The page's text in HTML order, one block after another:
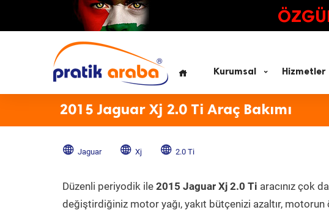
Kurumsal Hizmetler
2015 Jaguar Xj 2.0 Ti Araç Bakımı
Jaguar Xj 2.0 Ti
Düzenli periyodik ile 2015 Jaguar Xj 2.0 Ti aracınız çok
değiştirdiğiniz motor yağı, yakıt bütçenizi azaltır,